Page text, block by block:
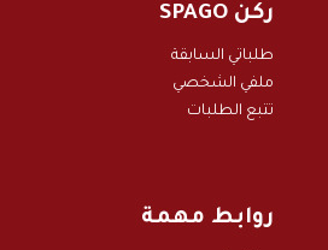
ركن SPAGO
طلباتي السابقة
ملفي الشخصي
تتبع الطلبات
روابط مهمة